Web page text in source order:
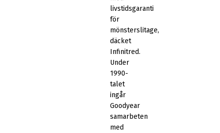
livstidsgaranti
för
mönsterslitage,
däcket
Infinitred.
Under
1990-
talet
ingår
Goodyear
samarbeten
med